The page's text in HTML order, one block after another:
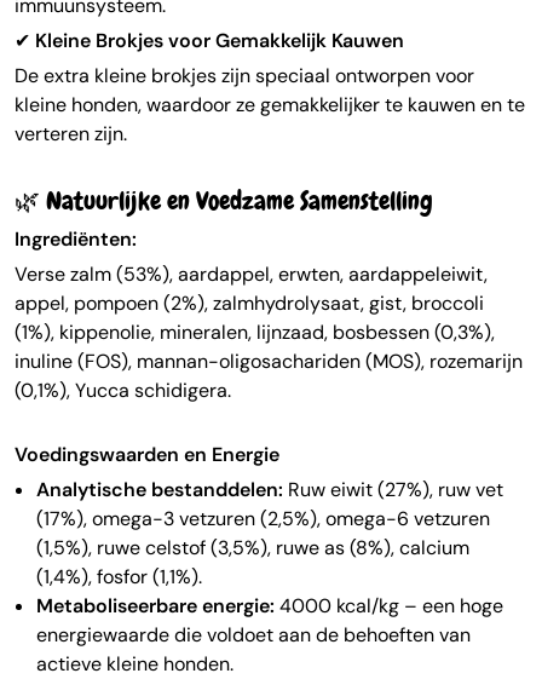
immuunsysteem.
✔ Kleine Brokjes voor Gemakkelijk Kauwen
De extra kleine brokjes zijn speciaal ontworpen voor
kleine honden, waardoor ze gemakkelijker te kauwen en te
verteren zijn.
🌿 Natuurlijke en Voedzame Samenstelling
Ingrediënten:
Verse zalm (53%), aardappel, erwten, aardappeleiwit,
appel, pompoen (2%), zalmhydrolysaat, gist, broccoli
(1%), kippenolie, mineralen, lijnzaad, bosbessen (0,3%),
inuline (FOS), mannan-oligosachariden (MOS), rozemarijn
(0,1%), Yucca schidigera.
Voedingswaarden en Energie
Analytische bestanddelen: Ruw eiwit (27%), ruw vet
(17%), omega-3 vetzuren (2,5%), omega-6 vetzuren
(1,5%), ruwe celstof (3,5%), ruwe as (8%), calcium
(1,4%), fosfor (1,1%).
Metaboliseerbare energie: 4000 kcal/kg – een hoge
energiewaarde die voldoet aan de behoeften van
actieve kleine honden.